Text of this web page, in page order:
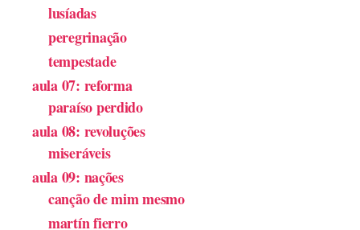
lusíadas
peregrinação
tempestade
aula 07: reforma
paraíso perdido
aula 08: revoluções
miseráveis
aula 09: nações
canção de mim mesmo
martín fierro